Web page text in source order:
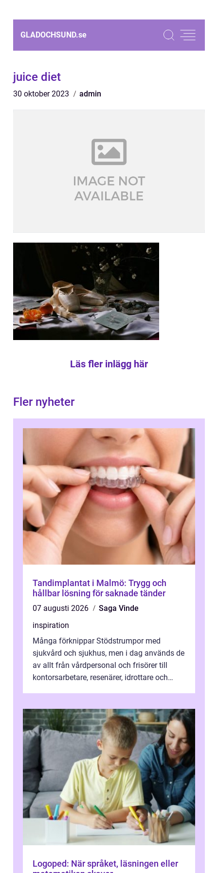
GLADOCHSUND.se
juice diet
30 oktober 2023 admin
Läs fler inlägg här
Fler nyheter
Tandimplantat i Malmö: Trygg och
hållbar lösning för saknade tänder
07 augusti 2026
Saga Vinde
inspiration
Många förknippar Stödstrumpor med
sjukvård och sjukhus, men i dag används de
av allt från vårdpersonal och frisörer till
kontorsarbetare, resenärer, idrottare och
Logoped: När språket, läsningen eller